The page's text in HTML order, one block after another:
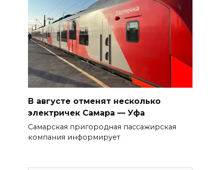
В августе отменят несколько
электричек Самара — Уфа
Самарская пригородная пассажирская
компания информирует